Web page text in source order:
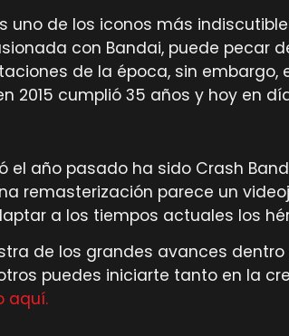
uno de los iconos más
con Bandai, puede pecar
de la época, sin
2015 cumplió 35 años y hoy en
el año pasado ha sido Crash
remasterización parece un
a los tiempos actuales los
de los grandes avances
puedes iniciarte tanto en la
aquí.